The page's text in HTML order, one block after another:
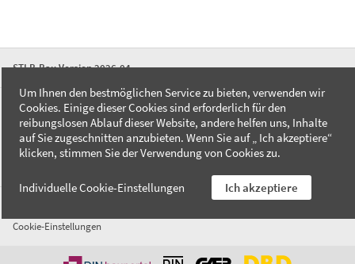
STLB-Bau Version 2026-04
FAQ
Kontakt
Datenschutzerklärung
Cookie-Einstellungen
Um Ihnen den bestmöglichen Service zu bieten, verwenden wir
Cookies. Einige dieser Cookies sind erforderlich für den
reibungslosen Ablauf dieser Website, andere helfen uns, Inhalte
auf Sie zugeschnitten anzubieten. Wenn Sie auf „ Ich akzeptiere“
klicken, stimmen Sie der Verwendung von Cookies zu.
Individuelle Cookie-Einstellungen Ich akzeptiere